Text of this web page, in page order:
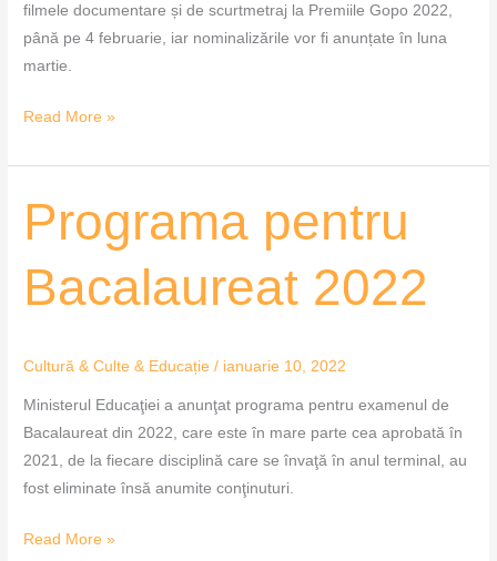
filmele documentare și de scurtmetraj la Premiile Gopo 2022,
până pe 4 februarie, iar nominalizările vor fi anunțate în luna
martie.
Read More »
Programa pentru
Bacalaureat 2022
Cultură & Culte & Educație / ianuarie 10, 2022
Ministerul Educaţiei a anunţat programa pentru examenul de
Bacalaureat din 2022, care este în mare parte cea aprobată în
2021, de la fiecare disciplină care se învaţă în anul terminal, au
fost eliminate însă anumite conţinuturi.
Programa
pentru
2022
Read More »